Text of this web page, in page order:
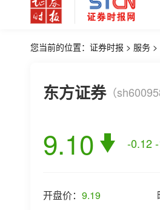
您当前的位置： 证券时报 > 服务 >
东方证券（
9.10 -0.12
开盘价： 9.19